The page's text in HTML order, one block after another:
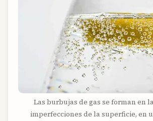
Las burbujas de gas se forman en
imperfecciones de la superficie, en